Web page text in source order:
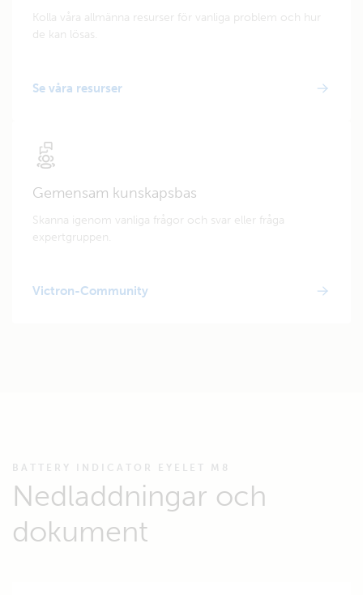
Kolla våra allmänna resurser för vanliga problem och hur
de kan lösas.
Se våra resurser
Gemensam kunskapsbas
Skanna igenom vanliga frågor och svar eller fråga
expertgruppen.
Victron-Community
BATTERY INDICATOR EYELET M8
Nedladdningar och
dokument